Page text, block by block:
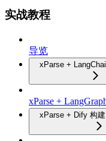
实战教程
导览
xParse +
xParse +
xParse + Dify 构